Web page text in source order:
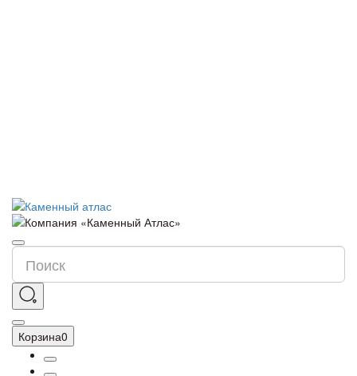
Корзина0